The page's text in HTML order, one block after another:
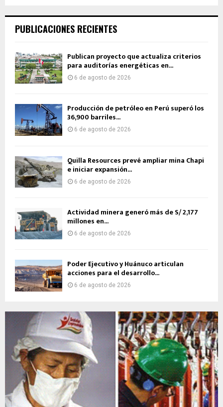
PUBLICACIONES RECIENTES
Publican proyecto que actualiza criterios
para auditorías energéticas en...
6 de agosto de 2026
Producción de petróleo en Perú superó los
36,900 barriles...
6 de agosto de 2026
Quilla Resources prevé ampliar mina Chapi
e iniciar expansión...
6 de agosto de 2026
Actividad minera generó más de S/ 2,177
millones en...
6 de agosto de 2026
Poder Ejecutivo y Huánuco articulan
acciones para el desarrollo...
6 de agosto de 2026